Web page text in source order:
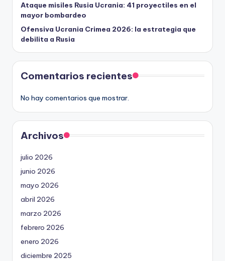
Ataque misiles Rusia Ucrania: 41 proyectiles en el
mayor bombardeo
Ofensiva Ucrania Crimea 2026: la estrategia que
debilita a Rusia
Comentarios recientes
No hay comentarios que mostrar.
Archivos
julio 2026
junio 2026
mayo 2026
abril 2026
marzo 2026
febrero 2026
enero 2026
diciembre 2025